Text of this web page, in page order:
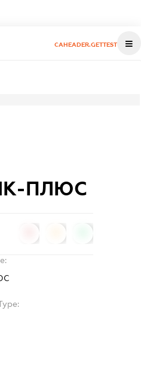
CAHEADER.GETTEST
ПЛЮС